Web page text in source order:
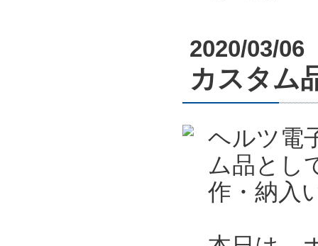
2020/03/06
カスタム
ヘルツ電
ム品とし
作・納入